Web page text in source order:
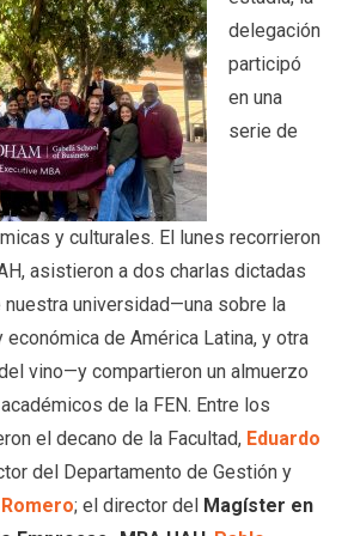
delegación
participó
en una
serie de
y culturales. El lunes recorrieron
asistieron a dos charlas dictadas
universidad—una sobre la
de América Latina, y otra
vino—y compartieron un almuerzo
de la FEN. Entre los
el decano de la Facultad, Eduardo
del Departamento de Gestión y
; el director del Magíster en